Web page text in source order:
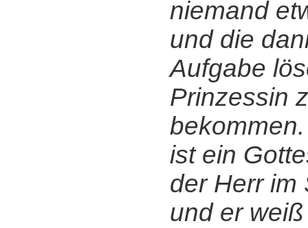
niemand
und die
Aufgabe
Prinzessin
ist ein
der Herr im
und er